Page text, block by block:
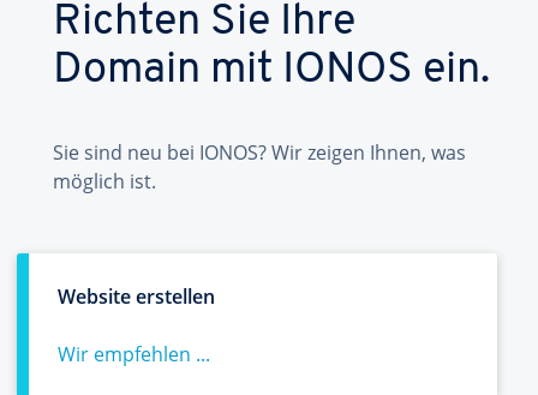
Richten Sie Ihre
Domain mit IONOS ein.
Sie sind neu bei IONOS? Wir zeigen Ihnen, was
möglich ist.
Website erstellen
Wir empfehlen ...